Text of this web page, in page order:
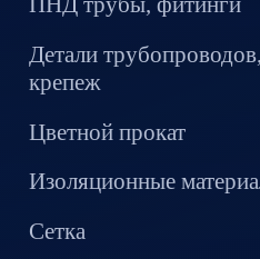
Детали
крепеж
Цветной прокат
Изоляционные
Сетка